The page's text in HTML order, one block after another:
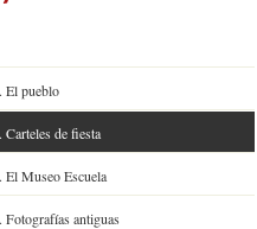
El pueblo
Carteles de fiesta
El Museo Escuela
Fotografías antiguas